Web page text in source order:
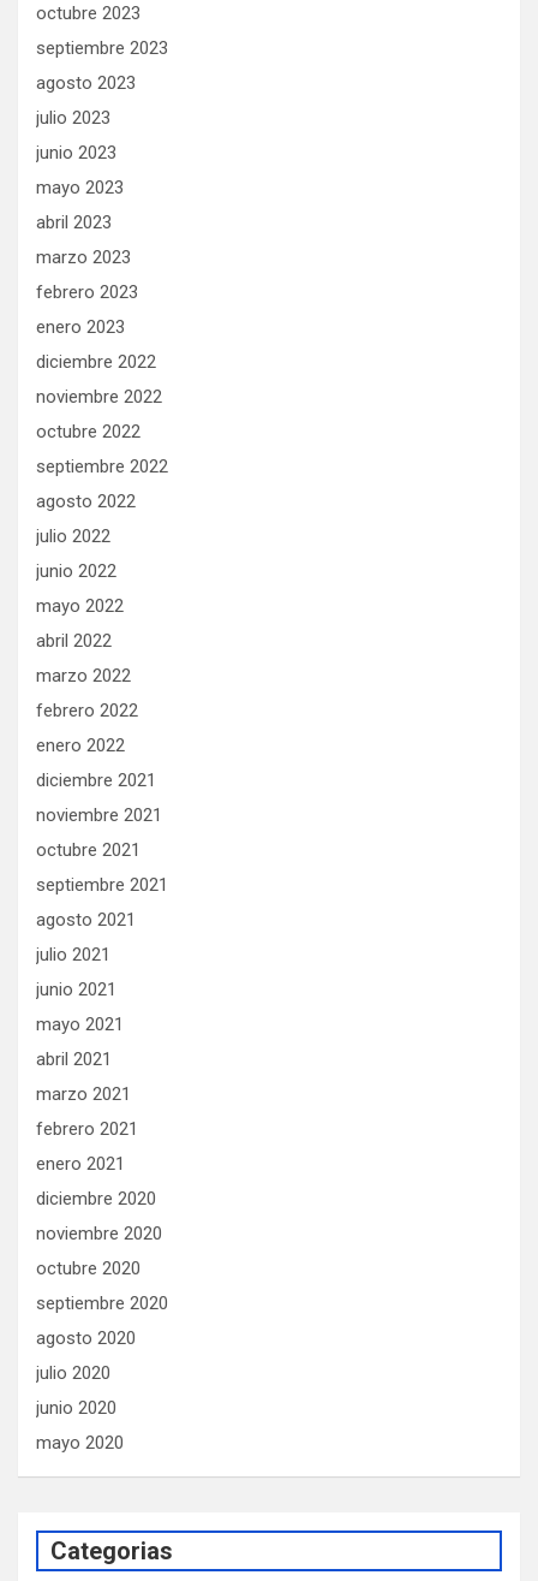
octubre 2023
septiembre 2023
agosto 2023
julio 2023
junio 2023
mayo 2023
abril 2023
marzo 2023
febrero 2023
enero 2023
diciembre 2022
noviembre 2022
octubre 2022
septiembre 2022
agosto 2022
julio 2022
junio 2022
mayo 2022
abril 2022
marzo 2022
febrero 2022
enero 2022
diciembre 2021
noviembre 2021
octubre 2021
septiembre 2021
agosto 2021
julio 2021
junio 2021
mayo 2021
abril 2021
marzo 2021
febrero 2021
enero 2021
diciembre 2020
noviembre 2020
octubre 2020
septiembre 2020
agosto 2020
julio 2020
junio 2020
mayo 2020
Categorias